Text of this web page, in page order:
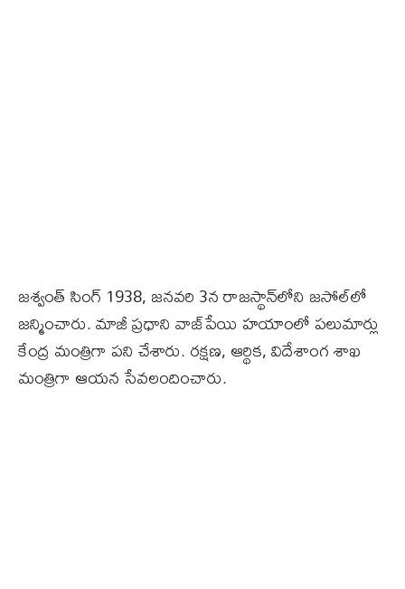
జ‌శ్వంత్ సింగ్ 1938, జ‌న‌వ‌రి 3న రాజ‌స్థాన్‌లోని జ‌సోల్‌లో
జ‌న్మించారు. మాజీ ప్రధాని వాజ్‌పేయి హయాంలో పలుమార్లు
కేంద్ర మంత్రిగా పని చేశారు. రక్షణ, ఆర్థిక, విదేశాంగ శాఖ
మంత్రిగా ఆయన సేవలందించారు.